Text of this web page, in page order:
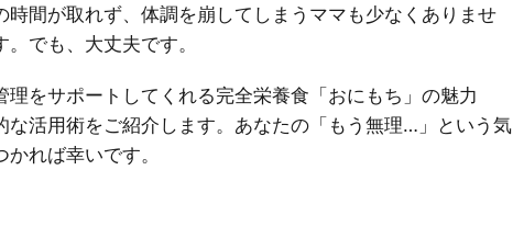
間が取れず、体調を崩してしまうママも少なくありませ
でも、大丈夫です。
理をサポートしてくれる完全栄養食「おにもち」 の魅力
な活用術をご紹介します。あなたの「もう無理…」という気
れば幸いです。